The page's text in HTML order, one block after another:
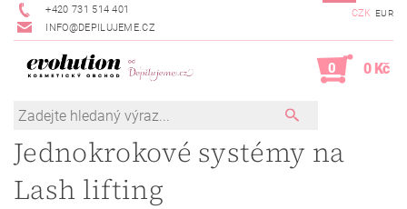
+420 731 514 401
INFO@DEPILUJEME.CZ
CZK EUR
0 0 Kč
Jednokrokové systémy na
Lash lifting